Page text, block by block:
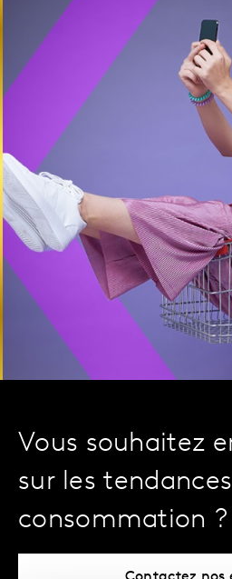
Vous souhaitez
sur les
consommation ?